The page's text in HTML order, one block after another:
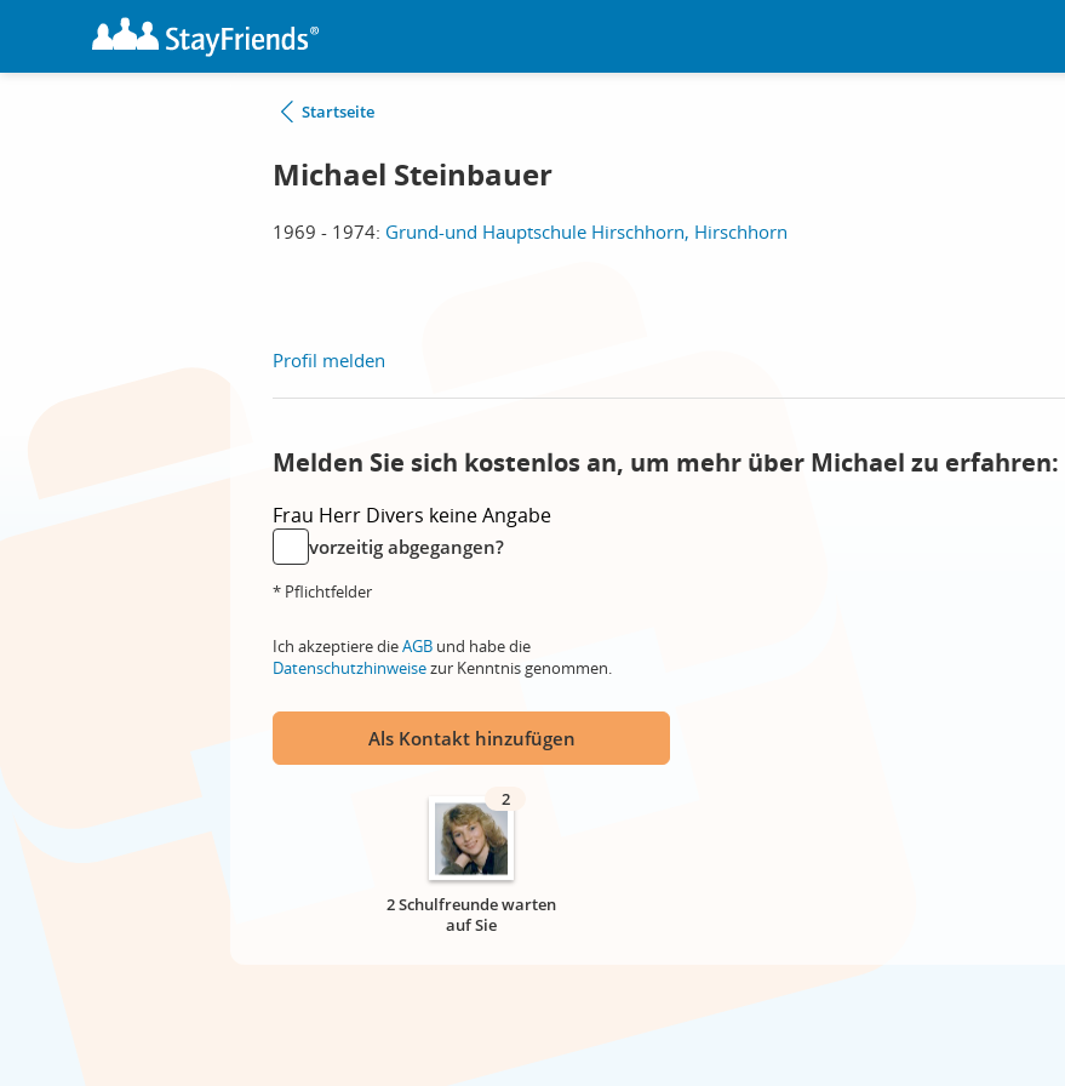
Startseite
Michael Steinbauer
1969 - 1974: Grund-und Hauptschule Hirschhorn, Hirschhorn
Profil melden
Melden Sie sich kostenlos an, um mehr über Michael zu erfahren:
Frau Herr Divers keine Angabe
vorzeitig abgegangen?
* Pflichtfelder
Ich akzeptiere dieAGB und habe die
Datenschutzhinweisezur Kenntnis genommen.
Als Kontakt hinzufügen
2
2 Schulfreunde warten
auf Sie